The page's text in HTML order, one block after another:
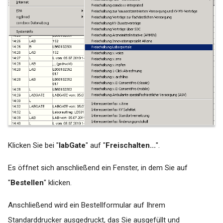
Vereinigungen
Windows Update (KB
Nummer 5000802 und
KB5000808) deinstallieren
(Behebung von
Druckerproblematik)
Workaround: Umstellung auf
PDF24 labGate Import
Drucker
Installation per IP Adresse
Wo finde ich die Log Dateien
Klicken Sie bei "labGate" auf "Freischalten...".
Es öffnet sich anschließend ein Fenster, in dem Sie auf
"Bestellen" klicken.
Anschließend wird ein Bestellformular auf Ihrem
Standarddrucker ausgedruckt, das Sie ausgefüllt und